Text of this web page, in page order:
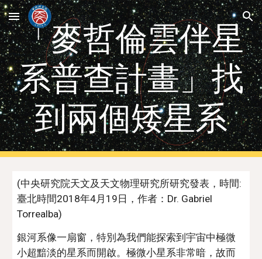
Skip to main content Skip to navigation
「麥哲倫雲伴星
系普查計畫」找
到兩個矮星系
(中央研究院天文及天文物理研究所研究發表，時間:
臺北時間2018年4月19日，作者：Dr. Gabriel
Torrealba)
銀河系像一扇窗，特別為我們能探索到宇宙中極微
小超黯淡的星系而開啟。極微小星系非常暗，故而